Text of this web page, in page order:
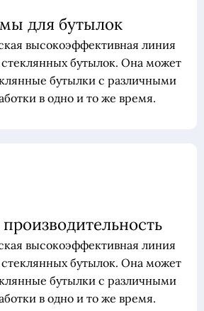
для бутылок
высокоэффективная линия
стеклянных бутылок. Она может
бутылки с различными
в одно и то же время.
высокоэффективная линия
стеклянных бутылок. Она может
бутылки с различными
в одно и то же время.